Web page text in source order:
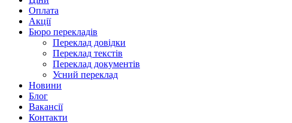
Оплата
Акції
Бюро перекладів
Переклад довідки
Переклад текстів
Переклад документів
Усний переклад
Новини
Блог
Вакансії
Контакти